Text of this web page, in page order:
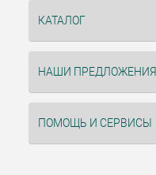
КАТАЛОГ
НАШИ ПРЕДЛОЖЕНИЯ
ПОМОЩЬ И СЕРВИСЫ